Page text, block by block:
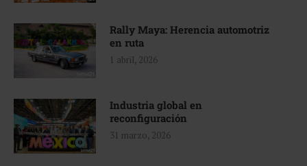
Rally Maya: Herencia automotriz
en ruta
1 abril, 2026
Industria global en
reconfiguración
31 marzo, 2026